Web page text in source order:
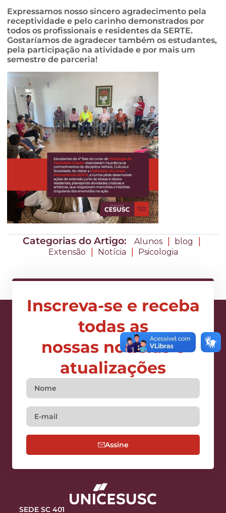
Expressamos nosso sincero agradecimento pela
receptividade e pelo carinho demonstrados por
todos os profissionais e residentes da SERTE.
Gostaríamos de agradecer também os estudantes,
pela participação na atividade e por mais um
semestre de parceria!
Categorias do Artigo: Alunos | blog |
Extensão | Notícia | Psicologia
Inscreva-se e receba
todas as
nossas notícias e
atualizações
Assine
SEDE SC 401